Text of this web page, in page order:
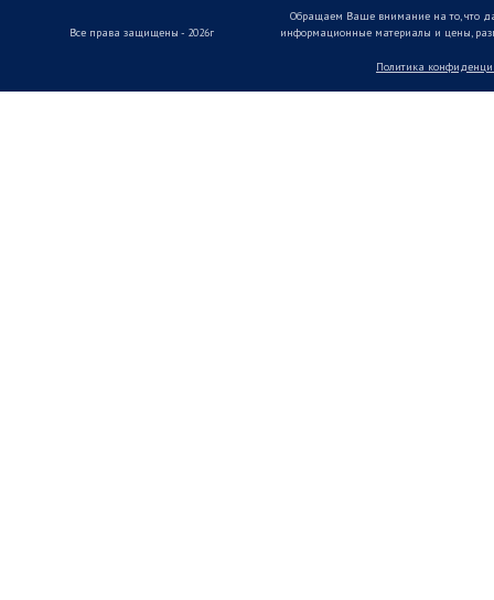
Все права защищены - 2026г
Обращаем Ваше внимание на то, что
информационные материалы и цены,
Политика